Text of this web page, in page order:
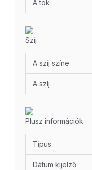
A tok
Szíj
A szíj színe
A szíj
Plusz információk
Típus
Dátum kijelző